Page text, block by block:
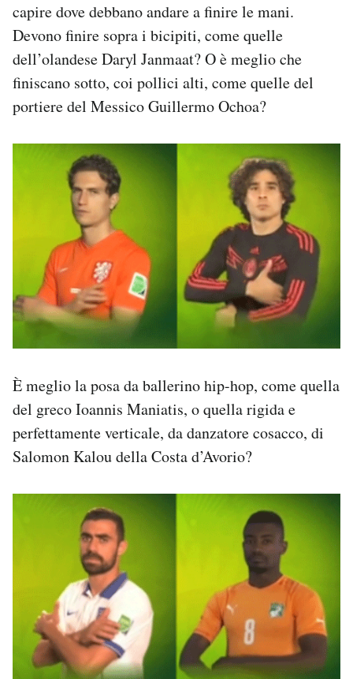
capire dove debbano andare a finire le mani.
Devono finire sopra i bicipiti, come quelle
dell’olandese Daryl Janmaat? O è meglio che
finiscano sotto, coi pollici alti, come quelle del
portiere del Messico Guillermo Ochoa?
È meglio la posa da ballerino hip-hop, come quella
del greco Ioannis Maniatis, o quella rigida e
perfettamente verticale, da danzatore cosacco, di
Salomon Kalou della Costa d’Avorio?